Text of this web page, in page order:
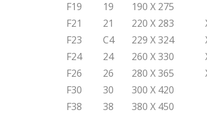
F19
19 190 X 275
F21
21 220 X 283
F23
C4 229 X 324
F24
24 260 X 330
F26
26 280 X 365
F30
30 300 X 420
F38
38 380 X 450